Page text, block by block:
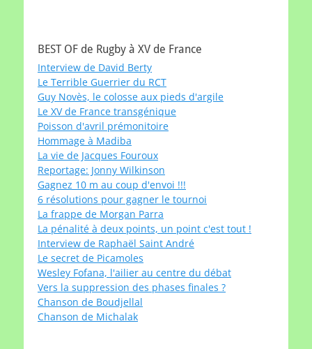
BEST OF de Rugby à XV de France
Interview de David Berty
Le Terrible Guerrier du RCT
Guy Novès, le colosse aux pieds d'argile
Le XV de France transgénique
Poisson d'avril prémonitoire
Hommage à Madiba
La vie de Jacques Fouroux
Reportage: Jonny Wilkinson
Gagnez 10 m au coup d'envoi !!!
6 résolutions pour gagner le tournoi
La frappe de Morgan Parra
La pénalité à deux points, un point c'est tout !
Interview de Raphaël Saint André
Le secret de Picamoles
Wesley Fofana, l'ailier au centre du débat
Vers la suppression des phases finales ?
Chanson de Boudjellal
Chanson de Michalak